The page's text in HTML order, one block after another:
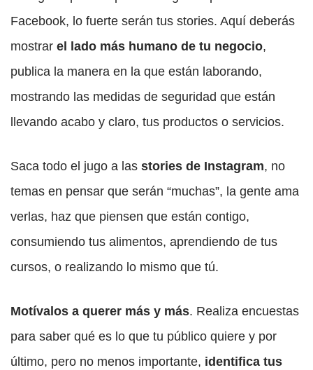
Facebook, lo fuerte serán tus stories. Aquí deberás
mostrar el lado más humano de tu negocio,
publica la manera en la que están laborando,
mostrando las medidas de seguridad que están
llevando acabo y claro, tus productos o servicios.
Saca todo el jugo a las stories de Instagram, no
temas en pensar que serán “muchas”, la gente ama
verlas, haz que piensen que están contigo,
consumiendo tus alimentos, aprendiendo de tus
cursos, o realizando lo mismo que tú.
Motívalos a querer más y más. Realiza encuestas
para saber qué es lo que tu público quiere y por
último, pero no menos importante, identifica tus